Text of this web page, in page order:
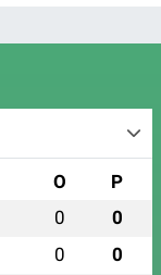
O P
0 0
0 0